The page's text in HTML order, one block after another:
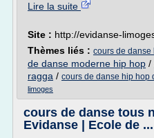
Lire la suite
Site : http://evidanse-
Thèmes liés : cours de danse
de danse moderne hip hop /
ragga / cours de danse hip hop
limoges
cours de danse tous
Evidanse | Ecole de ...